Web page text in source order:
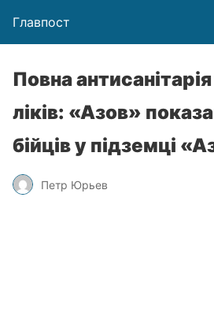
Главпост
Повна
ліків: «Азов»
бійців у підземці
Петр Юрьев